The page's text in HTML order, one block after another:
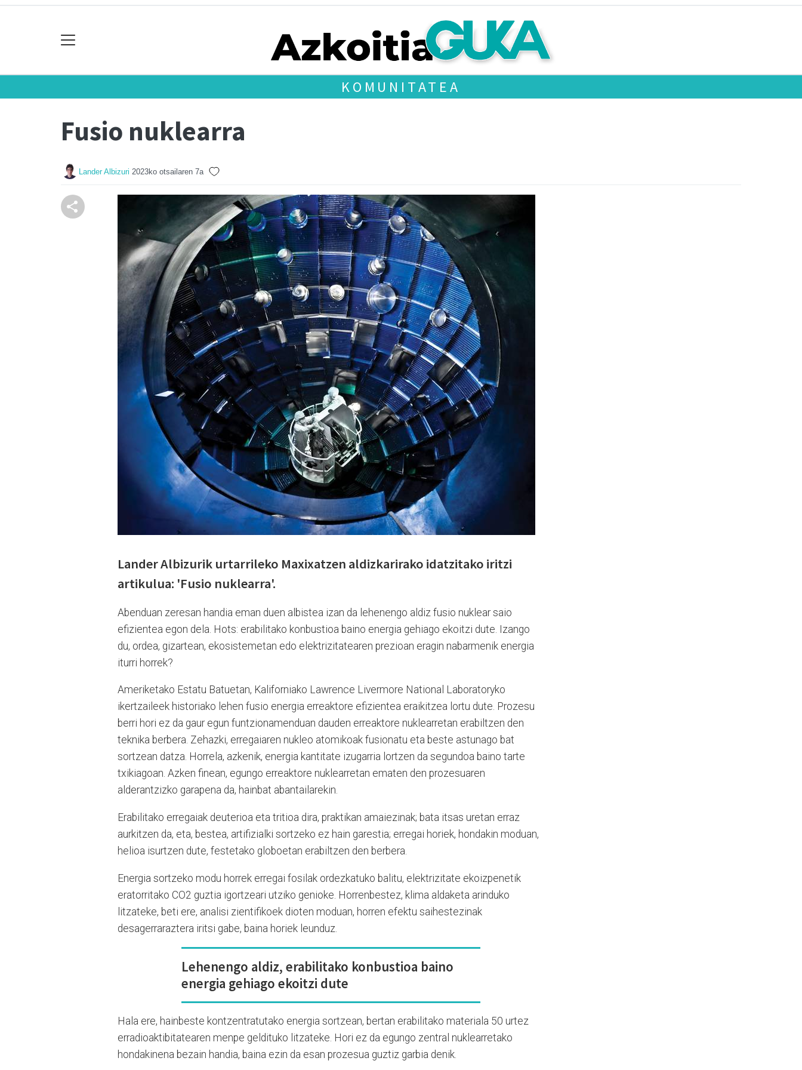
KOMUNITATEA
Fusio nuklearra
Lander Albizuri 2023ko otsailaren 7a
Lander Albizurik urtarrileko Maxixatzen aldizkarirako idatzitako iritzi
artikulua: 'Fusio nuklearra'.
Abenduan zeresan handia eman duen albistea izan da lehenengo aldiz fusio nuklear saio
efizientea egon dela. Hots: erabilitako konbustioa baino energia gehiago ekoitzi dute. Izango
du, ordea, gizartean, ekosistemetan edo elektrizitatearen prezioan eragin nabarmenik energia
iturri horrek?
Ameriketako Estatu Batuetan, Kaliforniako Lawrence Livermore National Laboratoryko
ikertzaileek historiako lehen fusio energia erreaktore efizientea eraikitzea lortu dute. Prozesu
berri hori ez da gaur egun funtzionamenduan dauden erreaktore nuklearretan erabiltzen den
teknika berbera. Zehazki, erregaiaren nukleo atomikoak fusionatu eta beste astunago bat
sortzean datza. Horrela, azkenik, energia kantitate izugarria lortzen da segundoa baino tarte
txikiagoan. Azken finean, egungo erreaktore nuklearretan ematen den prozesuaren
alderantzizko garapena da, hainbat abantailarekin.
Erabilitako erregaiak deuterioa eta tritioa dira, praktikan amaiezinak; bata itsas uretan erraz
aurkitzen da, eta, bestea, artifizialki sortzeko ez hain garestia; erregai horiek, hondakin moduan,
helioa isurtzen dute, festetako globoetan erabiltzen den berbera.
Energia sortzeko modu horrek erregai fosilak ordezkatuko balitu, elektrizitate ekoizpenetik
eratorritako CO2 guztia igortzeari utziko genioke. Horrenbestez, klima aldaketa arinduko
litzateke, beti ere, analisi zientifikoek dioten moduan, horren efektu saihestezinak
desagerraraztera iritsi gabe, baina horiek leunduz.
Lehenengo aldiz, erabilitako konbustioa baino
energia gehiago ekoitzi dute
Hala ere, hainbeste kontzentratutako energia sortzean, bertan erabilitako materiala 50 urtez
erradioaktibitatearen menpe geldituko litzateke. Hori ez da egungo zentral nuklearretako
hondakinena bezain handia, baina ezin da esan prozesua guztiz garbia denik.